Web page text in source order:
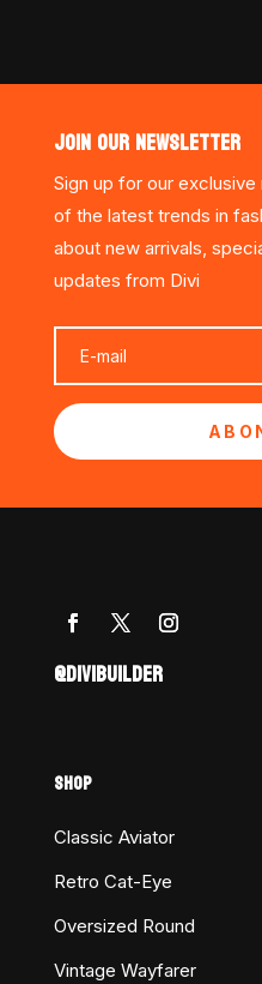
JOIN OUR NEWSLETTER
Sign up for our
of the latest trends in
about new arrivals,
updates from Divi
@DIVIBUILDER
SHOP
Classic Aviator
Retro Cat-Eye
Oversized Round
Vintage Wayfarer